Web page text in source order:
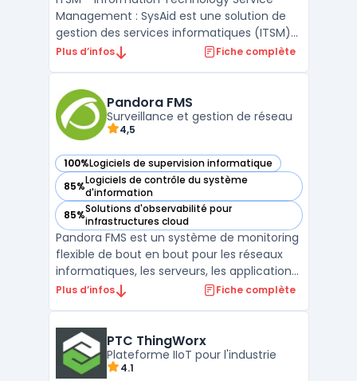
Management : SysAid est une solution de
gestion des services informatiques (ITSM)
tout-en-un qui simplifie les tâches de
les besoins de l'ITSM, pour fournir aux
utilisateurs un ...
Plus d’infos Fiche complète
Pandora FMS
Surveillance et gestion de réseau
4,5
100%Logiciels de supervision informatique
— voir Pandora FMS dans cette catégorie
85%Logiciels de contrôle du système
d'information
— voir Pandora FMS dans cette catégorie
85%Solutions d'observabilité pour
infrastructures cloud
— voir Pandora FMS dans cette catégorie
Pandora FMS est un système de monitoring
flexible de bout en bout pour les réseaux
informatiques, les serveurs, les applications
et les environnements virtuels. Cette
alertes en temps réel, des visualisations
graphiqu ...
Plus d’infos Fiche complète
PTC ThingWorx
Plateforme IIoT pour l'industrie
4.1